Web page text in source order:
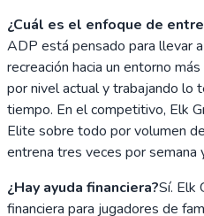
¿Cuál es el enfoque de
ADP está pensado para llevar
recreación hacia un entorno
por nivel actual y trabajando lo
tiempo. En el competitivo, Elk
Elite sobre todo por volumen
entrena tres veces por semana
¿Hay ayuda financiera?Sí. Elk
financiera para jugadores de